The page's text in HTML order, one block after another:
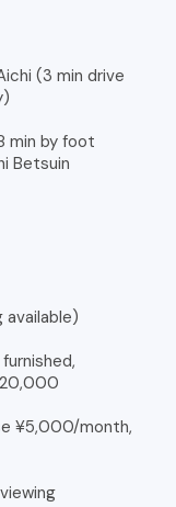
(3 min drive
min by foot
Betsuin
available)
¥5,000/month,